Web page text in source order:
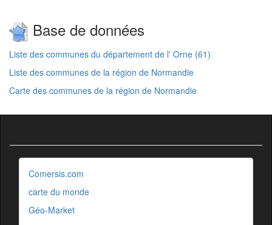
Base de données
Liste des communes du département de l' Orne (61)
Liste des communes de la région de Normandie
Carte des communes de la région de Normandie
Comersis.com
carte du monde
Géo-Market